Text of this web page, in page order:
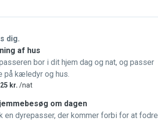
dig.
af hus
bor i dit hjem dag og nat, og passer
på kæledyr og hus.
kr. /nat
om dagen
en dyrepasser, der kommer forbi for at fodre